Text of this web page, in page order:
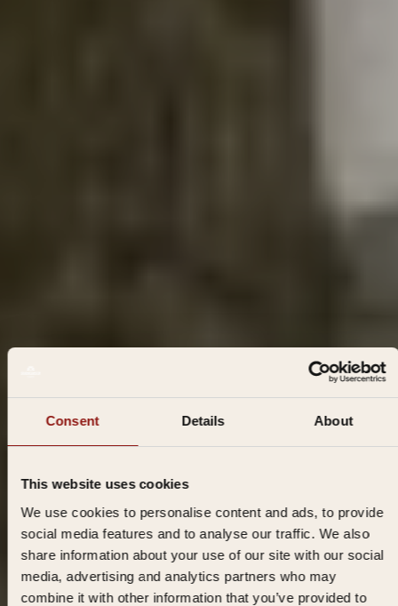
Consent Details About
This website uses cookies
We use cookies to personalise content and ads, to provide
social media features and to analyse our traffic. We also
share information about your use of our site with our social
media, advertising and analytics partners who may
combine it with other information that you’ve provided to
EINE ÜBERNACHTUNG IN EINER GONDEL ERLEBEN
Ein Aufenthalt in einem Pod (Schlafkabine) in unserem Hotel
Extraklasse. Sie steigen aus Ihrem Bett auf einen warmen
Es ist eine komfortable und erschwingliche Option für
Reisende, die eine Übernachtung im Zentrum von Dordrecht
buchen möchten. Zum Beispiel für Besucher von Konzerten
oder anderen kulturellen Veranstaltungen, Radfahrer und
Rucksacktouristen, Studenten und preisbewusste Reisende.